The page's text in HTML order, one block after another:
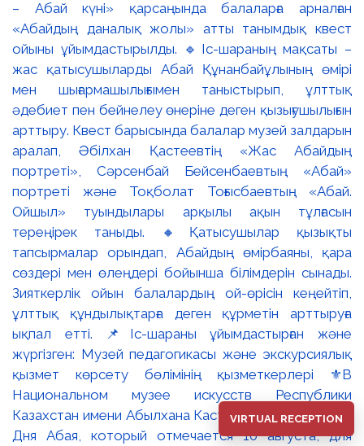
– Абай күні» қарсаңында балаларға арналған
«Абайдың даналық жолы» атты танымдық квест
ойыны ұйымдастырылды. 🔹Іс-шараның мақсаты –
жас қатысушыларды Абай Құнанбайұлының өмірі
мен шығармашылығымен таныстырып, ұлттық
әдебиет пен бейнелеу өнеріне деген қызығушылығын
арттыру. Квест барысында балалар музей залдарын
аралап, Әбілхан Қастеевтің «Жас Абайдың
портреті», Сәрсенбай Бейсенбаевтың «Абай»
портреті және Тоқболат Тоғысбаевтың «Абай.
Ойшыл» туындылары арқылы ақын тұлғасын
тереңірек таныды. 🔸Қатысушылар қызықты
тапсырмалар орындап, Абайдың өмірбаяны, қара
сөздері мен өлеңдері бойынша білімдерін сынады.
Зияткерлік ойын балалардың ой-өрісін кеңейтіп,
ұлттық құндылықтарға деген құрметін арттыруға
ықпал етті. 📌Іс-шараны ұйымдастырған және
жүргізген: Музей педагогикасы және экскурсиялық
қызмет көрсету бөлімінің қызметкерлері ⚜️В
Национальном музее искусств Республики
Казахстан имени Абылхана Кастеева, в преддверии
Дня Абая, который отмечается 10 августа, для
VIRTUAL RECEPTION